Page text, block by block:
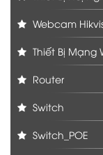
Webcam
Thiết Bị Mạng
Router
Switch
Switch_POE